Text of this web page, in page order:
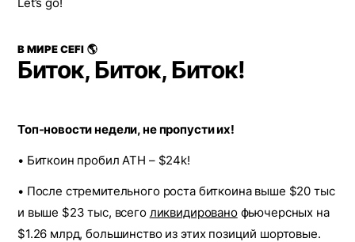
В МИРЕ CEFI 🌎
Биток, Биток, Биток!
Топ-новости недели, не пропусти их!
• Биткоин пробил ATH – $24k!
• После стремительного роста биткоина выше $20 тыс
и выше $23 тыс, всего ликвидированофьючерсных на
$1.26 млрд, большинство из этих позиций шортовые.